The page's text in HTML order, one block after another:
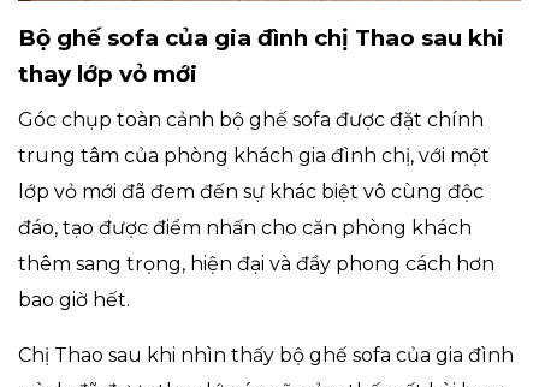
Bộ ghế sofa của gia đình chị Thao sau khi
thay lớp vỏ mới
Góc chụp toàn cảnh bộ ghế sofa được đặt chính
trung tâm của phòng khách gia đình chị, với một
lớp vỏ mới đã đem đến sự khác biệt vô cùng độc
đáo, tạo được điểm nhấn cho căn phòng khách
thêm sang trọng, hiện đại và đầy phong cách hơn
bao giờ hết.
Chị Thao sau khi nhìn thấy bộ ghế sofa của gia đình